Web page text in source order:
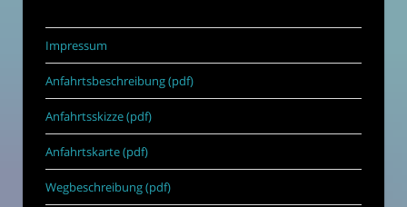
Impressum
Anfahrtsbeschreibung (pdf)
Anfahrtsskizze (pdf)
Anfahrtskarte (pdf)
Wegbeschreibung (pdf)